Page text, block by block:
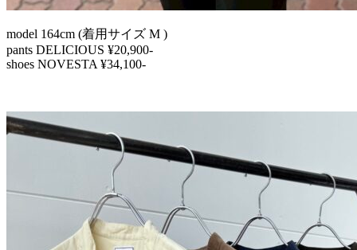
model 164cm (着用サイズ M )
pants DELICIOUS ¥20,900-
shoes NOVESTA ¥34,100-